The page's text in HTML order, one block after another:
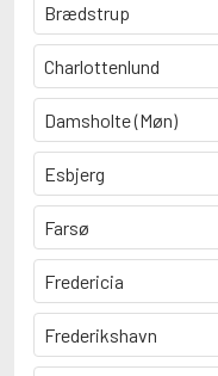
Brædstrup
Charlottenlund
Damsholte (Møn)
Esbjerg
Farsø
Fredericia
Frederikshavn